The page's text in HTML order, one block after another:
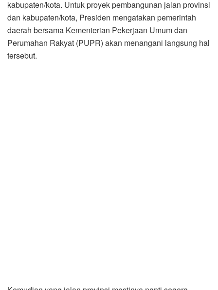
kabupaten/kota. Untuk proyek pembangunan jalan provinsi
dan kabupaten/kota, Presiden mengatakan pemerintah
daerah bersama Kementerian Pekerjaan Umum dan
Perumahan Rakyat (PUPR) akan menangani langsung hal
tersebut.